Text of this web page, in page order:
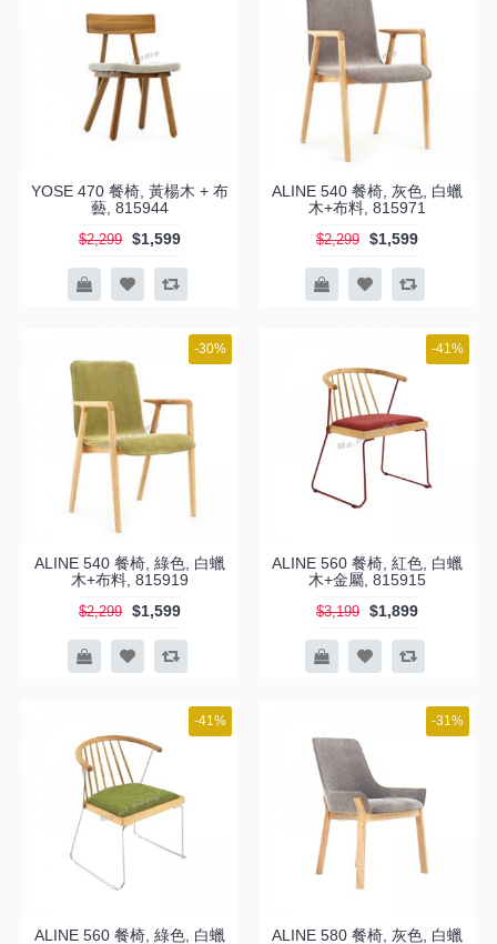
YOSE 470 餐椅, 黃楊木 + 布
藝, 815944
$2,299 $1,599
ALINE 540 餐椅, 灰色, 白蠟
木+布料, 815971
$2,299 $1,599
-30%
ALINE 540 餐椅, 綠色, 白蠟
木+布料, 815919
$2,299 $1,599
-41%
ALINE 560 餐椅, 紅色, 白蠟
木+金屬, 815915
$3,199 $1,899
-41%
ALINE 560 餐椅, 綠色, 白蠟
-31%
ALINE 580 餐椅, 灰色, 白蠟